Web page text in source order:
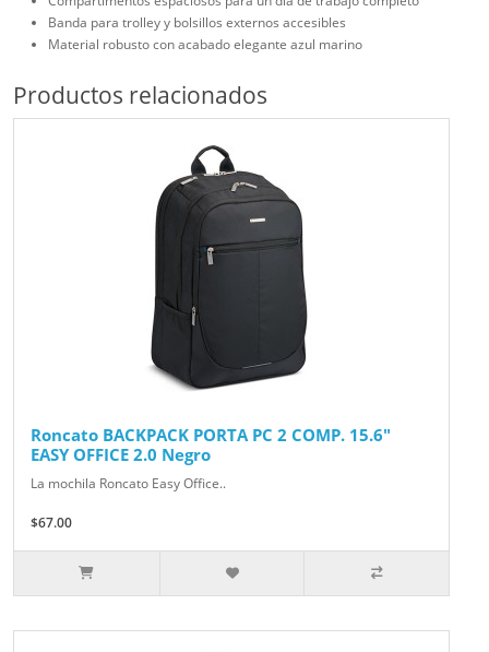
Banda para trolley y bolsillos externos accesibles
Material robusto con acabado elegante azul marino
Productos relacionados
Roncato BACKPACK PORTA PC 2 COMP. 15.6"
EASY OFFICE 2.0 Negro
La mochila Roncato Easy Office..
$67.00